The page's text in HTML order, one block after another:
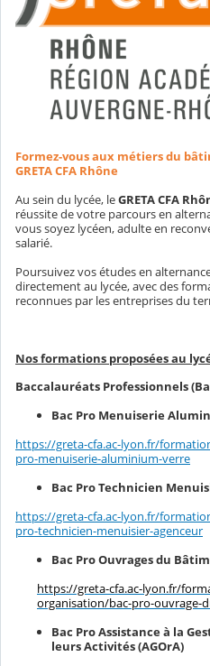
Formez-vous aux métiers du
GRETA CFA Rhône
Au sein du lycée, leGRETA CFA
réussite de votre parcours en
vous soyez lycéen, adulte en
salarié.
Poursuivez vos études en
directement au lycée, avec des
reconnues par les entreprises du
Nos formations proposées au
Baccalauréats Professionnels
Bac Pro Menuiserie
https://greta-cfa.ac-lyon.fr/
pro-menuiserie-aluminium-verre
Bac Pro Technicien
https://greta-cfa.ac-lyon.fr/
pro-technicien-menuisier-agenceur
Bac Pro Ouvrages du
https://greta-cfa.ac-lyon.fr/
organisation/bac-pro-ouvrage-
Bac Pro Assistance à la
leurs Activités (AGOrA)